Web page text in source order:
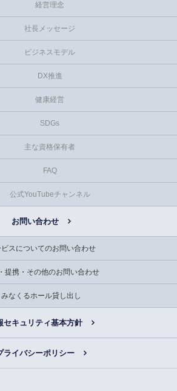
経営理念
社長メッセージ
ビジネスモデル
DX推進
健康経営
SDGs
主な資格保有者
FAQ
公式YouTubeチャンネル
お問い合わせ
スについてのお問い合わせ
提携・その他のお問い合わせ
みなくるホール貸し出し
セキュリティ基本方針
ライバシーポリシー